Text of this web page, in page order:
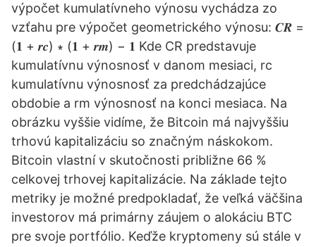
výpočet kumulatívneho výnosu vychádza zo
vzťahu pre výpočet geometrického výnosu: 𝑪𝑹 =
(𝟏 + 𝒓𝒄) ∗ (𝟏 + 𝒓𝒎) − 𝟏 Kde CR predstavuje
kumulatívnu výnosnosť v danom mesiaci, rc
kumulatívnu výnosnosť za predchádzajúce
obdobie a rm výnosnosť na konci mesiaca. Na
obrázku vyššie vidíme, že Bitcoin má najvyššiu
trhovú kapitalizáciu so značným náskokom.
Bitcoin vlastní v skutočnosti približne 66 %
celkovej trhovej kapitalizácie. Na základe tejto
metriky je možné predpokladať, že veľká väčšina
investorov má primárny záujem o alokáciu BTC
pre svoje portfólio. Keďže kryptomeny sú stále v